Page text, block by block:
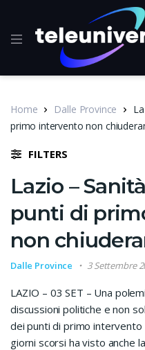
Home Dalle Province
primo intervento non
FILTERS
Lazio –
punti di
non
Dalle Province 3 Settembre
LAZIO – 03 SET – Una
discussioni politiche e non
dei punti di primo intervento
giorni scorsi ha visto anche